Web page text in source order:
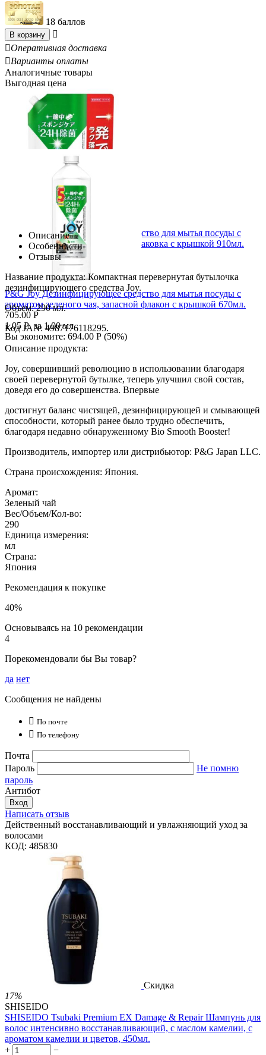
18 баллов
В корзину

Оперативная доставка
Варианты оплаты
Аналогичные товары
Выгодная цена
P&G Joy Дезинфицирующее средство для мытья посуды с
ароматом зеленого чая, мягкая упаковка с крышкой 910мл.
937.00 Р
за 1.00 мл
Вы экономите:862.00 Р(48%)
P&G Joy Дезинфицирующее средство для мытья посуды с
ароматом зеленого чая, запасной флакон с крышкой 670мл.
705.00 Р
1.05 Рза 1.00 мл
Вы экономите: 694.00 Р (50%)
Описание
Особенности
Отзывы
Название продукта: Компактная перевернутая бутылочка
дезинфицирующего средства Joy.
Объем: 290 мл.
Код JAN: 4987176118295.
Описание продукта:
Joy, совершивший революцию в использовании благодаря
своей перевернутой бутылке, теперь улучшил свой состав,
доведя его до совершенства. Впервые
достигнут баланс чистящей, дезинфицирующей и смывающей
способности, который ранее было трудно обеспечить,
благодаря недавно обнаруженному Bio Smooth Booster!
Производитель, импортер или дистрибьютор: P&G Japan LLC.
Страна происхождения: Япония.
Аромат:
Зеленый чай
Вес/Объем/Кол-во:
290
Единица измерения:
мл
Страна:
Япония
Рекомендация к покупке
40%
Основываясь на 10 рекомендации
4
Порекомендовали бы Вы товар?
да нет
Сообщения не найдены
 По почте
 По телефону
Почта
Пароль
Не помню
пароль
Антибот
Вход
Написать отзыв
Действенный восстанавливающий и увлажняющий уход за
волосами
КОД: 485830
Скидка
17%
SHISEIDO
SHISEIDO Tsubaki Premium EX Damage & Repair Шампунь для
волос интенсивно восстанавливающий, с маслом камелии, с
ароматом камелии и цветов, 450мл.
+
−